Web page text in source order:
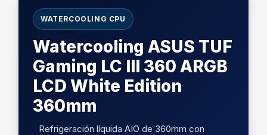
WATERCOOLING CPU
Watercooling ASUS TUF
Gaming LC III 360 ARGB
LCD White Edition
360mm
Refrigeración líquida AIO de 360mm con